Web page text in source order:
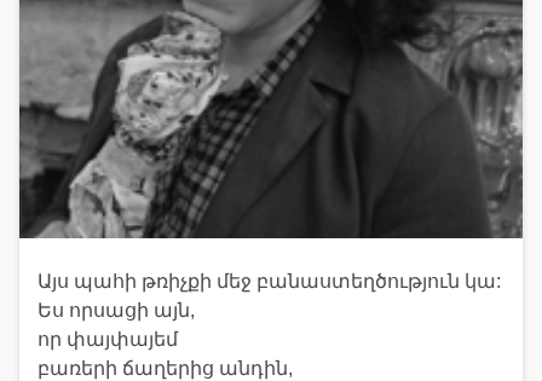
Այս պահի թռիչքի մեջ բանաստեղծություն կա:
Ես որսացի այն,
որ փայփայեմ
բառերի ճաղերից անդին,